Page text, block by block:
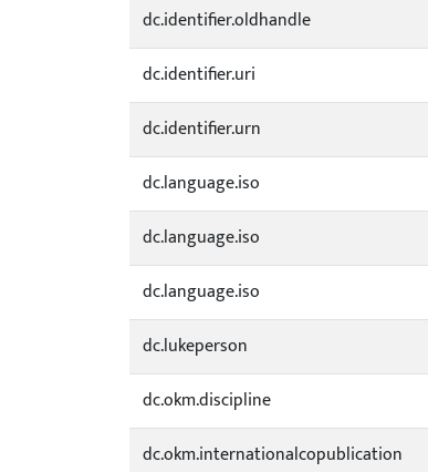
dc.identifier.oldhandle
dc.identifier.uri
dc.identifier.urn
dc.language.iso
dc.language.iso
dc.language.iso
dc.lukeperson
dc.okm.discipline
dc.okm.internationalcopublication